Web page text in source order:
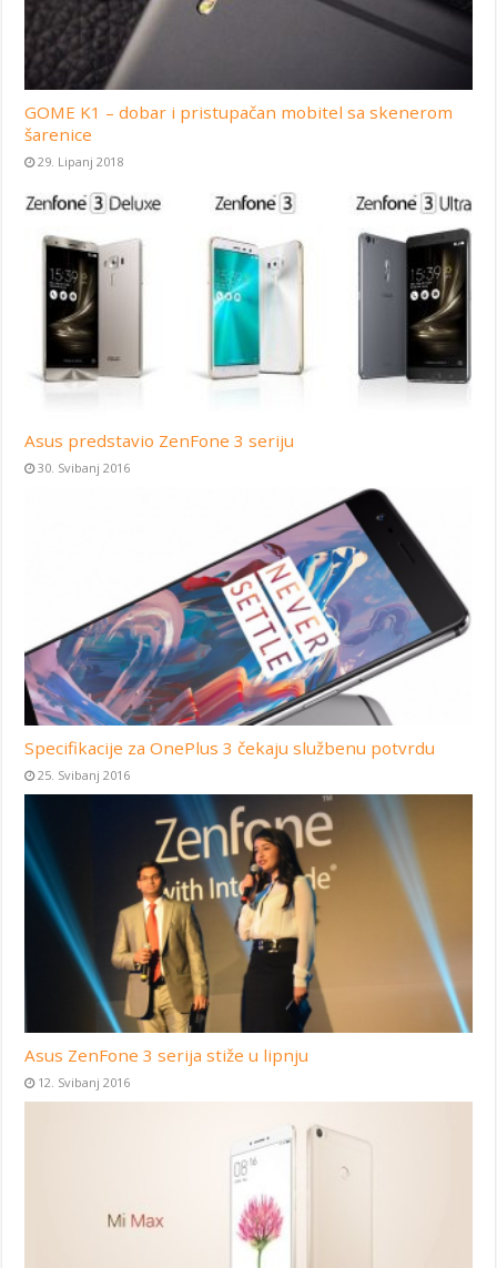
GOME K1 – dobar i pristupačan mobitel sa skenerom
šarenice
29. Lipanj 2018
Asus predstavio ZenFone 3 seriju
30. Svibanj 2016
Specifikacije za OnePlus 3 čekaju službenu potvrdu
25. Svibanj 2016
Asus ZenFone 3 serija stiže u lipnju
12. Svibanj 2016